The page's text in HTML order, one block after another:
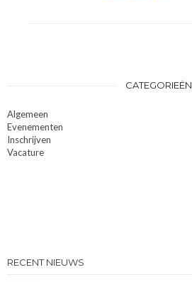
CATEGORIEËN
Algemeen
Evenementen
Inschrijven
Vacature
RECENT NIEUWS